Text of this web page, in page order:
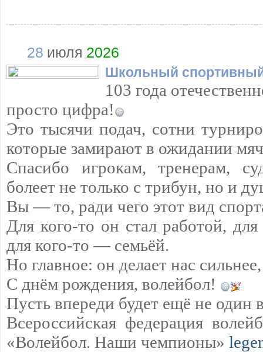
28 июля 2026
Школьный
103 года
просто цифра!
Это тысячи подач, сотни
которые замирают в ожидании
Спасибо игрокам, тренерам,
болеет не только с трибун, но и
Вы — то, ради чего этот вид
Для кого-то он стал работой,
для кого-то — семьёй.
Но главное: он делает нас
С днём рождения, волейбол!
Пусть впереди будет ещё не один
Всероссийская федерация
«Волейбол. Наши чемпионы»